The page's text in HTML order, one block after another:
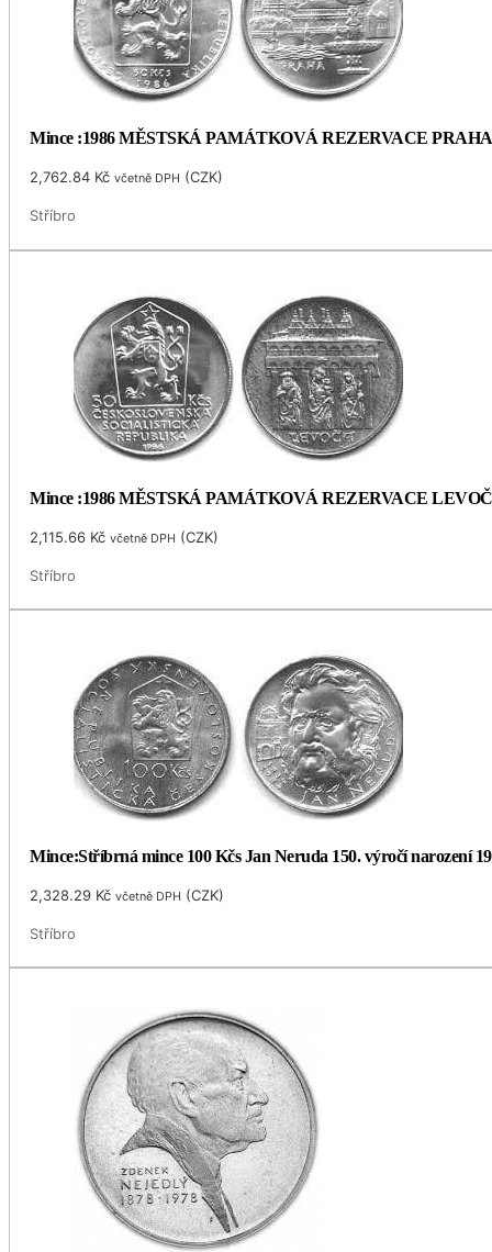
Mince :1986 MĚSTSKÁ PAMÁTKOVÁ REZERVACE PRAHA
2,762.84 Kč včetně DPH (CZK)
Stříbro
Mince :1986 MĚSTSKÁ PAMÁTKOVÁ REZERVACE
2,115.66 Kč včetně DPH (CZK)
Stříbro
Mince:Stříbrná mince 100 Kčs Jan Neruda 150. výročí narození
2,328.29 Kč včetně DPH (CZK)
Stříbro